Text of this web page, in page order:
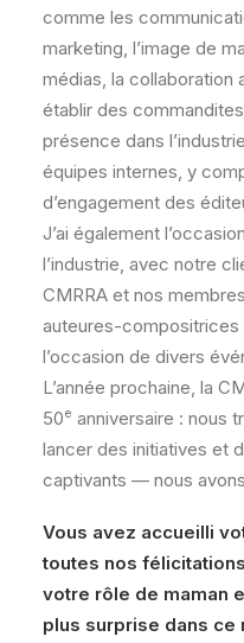
comme les
marketing, l’image de
médias, la collaboration
établir des
présence dans
équipes internes, y
d’engagement des
J’ai également
l’industrie, avec notre
CMRRA et nos
auteures-
l’occasion de divers
L’année prochaine, la
50e anniversaire : nous
lancer des initiatives et
captivants — nous
Vous avez accueilli
toutes nos
votre rôle de maman
plus surprise dans ce